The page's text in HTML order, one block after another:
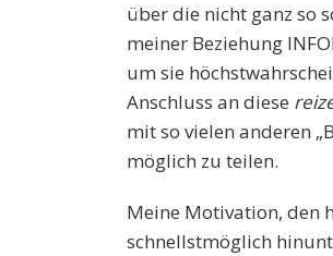
über die nicht ganz so
meiner Beziehung
um sie
Anschluss an diese
mit so vielen anderen
möglich zu teilen.
Meine Motivation, den
schnellstmöglich